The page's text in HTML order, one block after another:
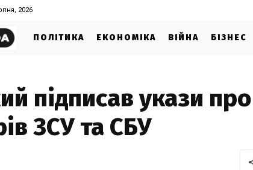
2026
ПОЛІТИКА ЕКОНОМІКА ВІЙНА БІЗНЕС
підписав укази
ЗСУ та СБУ